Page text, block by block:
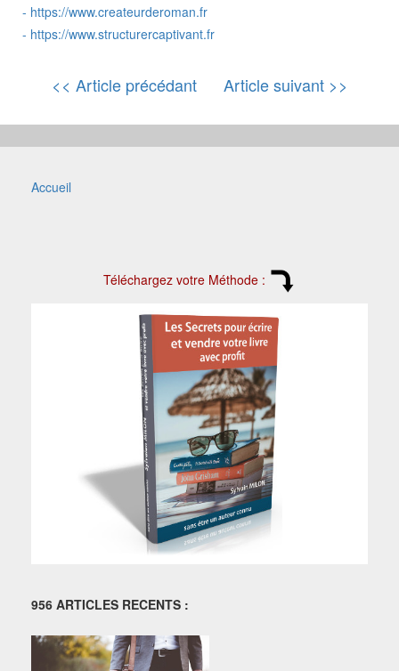
- https://www.createurderoman.fr
- https://www.structurercaptivant.fr
<< Article précédant Article suivant >>
Accueil
Téléchargez votre Méthode :
956 ARTICLES RECENTS :